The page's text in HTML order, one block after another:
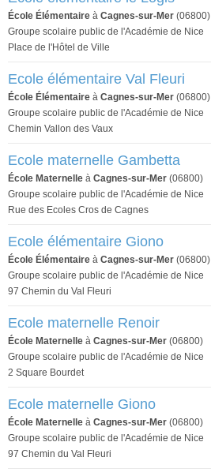
École Élémentaire à Cagnes-sur-Mer (06800)
Groupe scolaire public de l'Académie de Nice
Place de l'Hôtel de Ville
Ecole élémentaire Val Fleuri
École Élémentaire à Cagnes-sur-Mer (06800)
Groupe scolaire public de l'Académie de Nice
Chemin Vallon des Vaux
Ecole maternelle Gambetta
École Maternelle à Cagnes-sur-Mer (06800)
Groupe scolaire public de l'Académie de Nice
Rue des Ecoles Cros de Cagnes
Ecole élémentaire Giono
École Élémentaire à Cagnes-sur-Mer (06800)
Groupe scolaire public de l'Académie de Nice
97 Chemin du Val Fleuri
Ecole maternelle Renoir
École Maternelle à Cagnes-sur-Mer (06800)
Groupe scolaire public de l'Académie de Nice
2 Square Bourdet
Ecole maternelle Giono
École Maternelle à Cagnes-sur-Mer (06800)
Groupe scolaire public de l'Académie de Nice
97 Chemin du Val Fleuri